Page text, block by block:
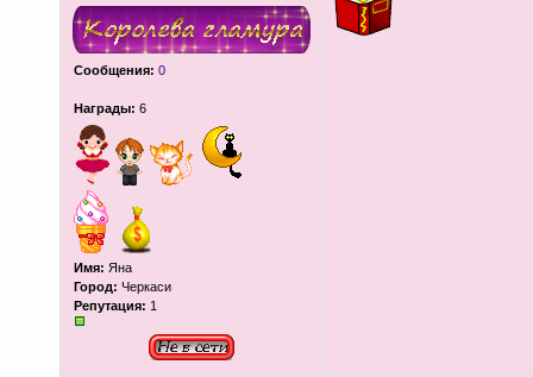
Сообщения: 0
Награды: 6
Имя: Яна
Город: Черкаси
Репутация: 1